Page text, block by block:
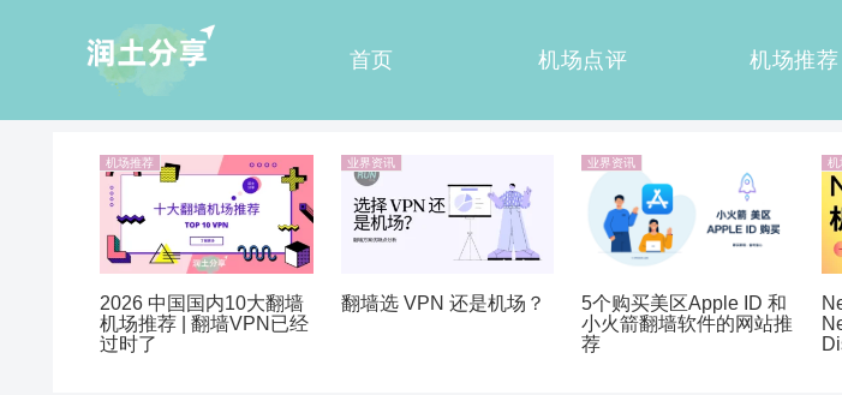
首页 机场点评 机场推荐
机场推荐
2026 中国国内10大翻墙
机场推荐 | 翻墙VPN已经
过时了
业界资讯
翻墙选 VPN 还是机场？
业界资讯
5个购买美区Apple ID 和
小火箭翻墙软件的网站推
荐
机